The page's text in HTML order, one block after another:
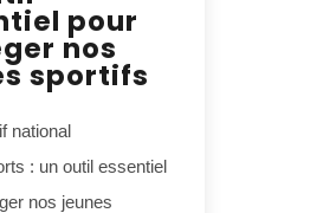
pour
nos
sportifs
national
: un outil essentiel
nos jeunes